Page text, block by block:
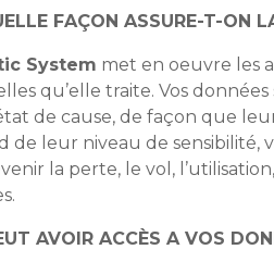
FAÇON ASSURE-T-ON
System met en oeuvre les
qu’elle traite. Vos
de cause, de façon que
de leur niveau de sensibilité,
la perte, le vol,
AVOIR ACCÈS A VOS